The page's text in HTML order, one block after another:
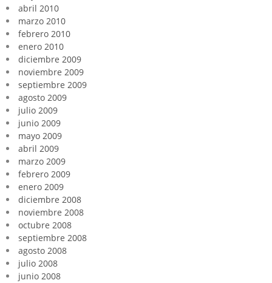
abril 2010
marzo 2010
febrero 2010
enero 2010
diciembre 2009
noviembre 2009
septiembre 2009
agosto 2009
julio 2009
junio 2009
mayo 2009
abril 2009
marzo 2009
febrero 2009
enero 2009
diciembre 2008
noviembre 2008
octubre 2008
septiembre 2008
agosto 2008
julio 2008
junio 2008